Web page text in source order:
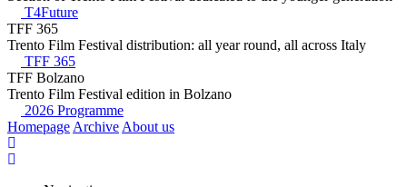
T4Future
TFF 365
Trento Film Festival distribution: all year round, all across Italy
TFF 365
TFF Bolzano
Trento Film Festival edition in Bolzano
2026 Programme
Homepage Archive About us